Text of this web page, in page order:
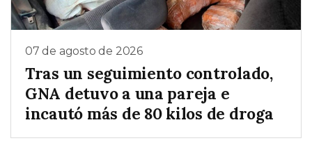
07 de agosto de 2026
Tras un seguimiento controlado,
GNA detuvo a una pareja e
incautó más de 80 kilos de droga